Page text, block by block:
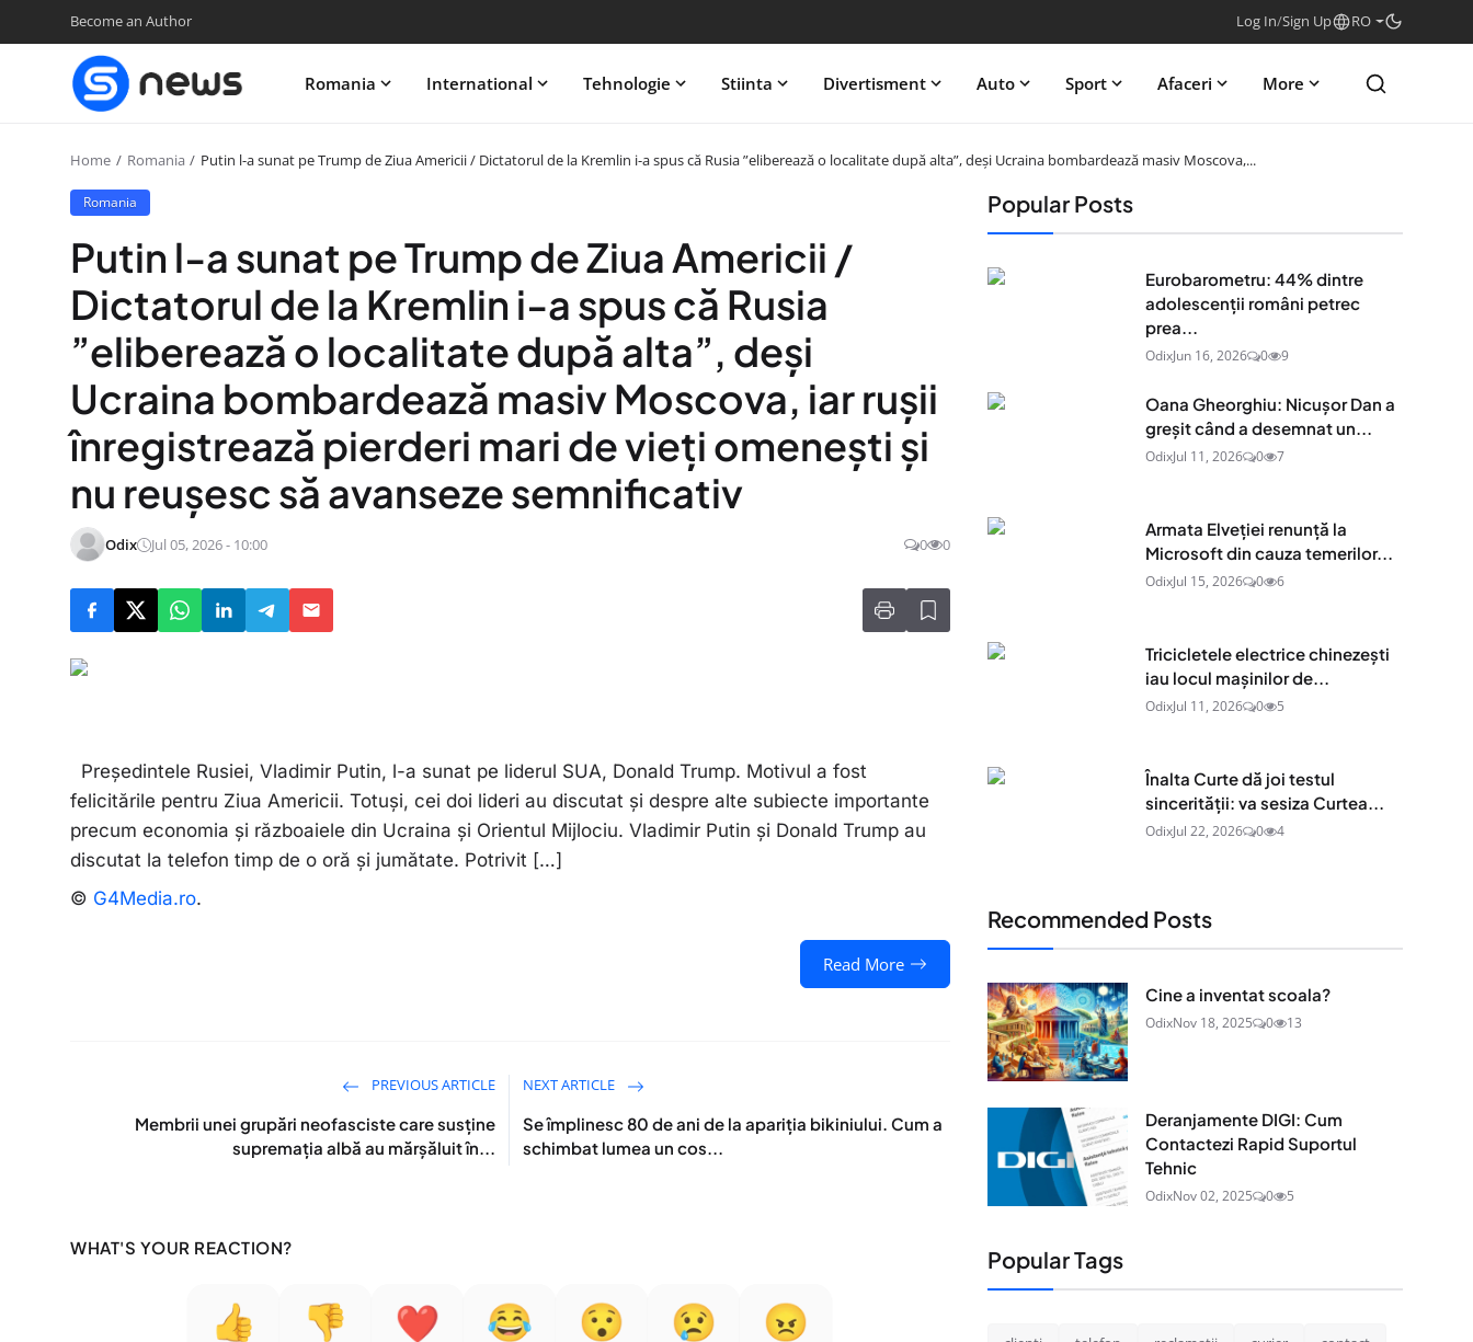
Become an Author Log In/Sign Up RO
Romania International Tehnologie Stiinta Divertisment Auto Sport Afaceri More
Home Romania Putin l-a sunat pe Trump de Ziua Americii / Dictatorul de la Kremlin i-a spus că Rusia ”eliberează o localitate după alta”, deși Ucraina bombardează masiv Moscova,...
Romania
Putin l-a sunat pe Trump de Ziua Americii /
Dictatorul de la Kremlin i-a spus că Rusia
”eliberează o localitate după alta”, deși
Ucraina bombardează masiv Moscova, iar rușii
înregistrează pierderi mari de vieți omenești și
nu reușesc să avanseze semnificativ
Odix Jul 05, 2026 - 10:00 0 0
Președintele Rusiei, Vladimir Putin, l-a sunat pe liderul SUA, Donald Trump. Motivul a fost
felicitările pentru Ziua Americii. Totuși, cei doi lideri au discutat și despre alte subiecte importante
precum economia și războaiele din Ucraina și Orientul Mijlociu. Vladimir Putin și Donald Trump au
discutat la telefon timp de o oră și jumătate. Potrivit […]
© G4Media.ro.
Read More
PREVIOUS ARTICLE
Membrii unei grupări neofasciste care susține
supremația albă au mărșăluit în...
NEXT ARTICLE
Se împlinesc 80 de ani de la apariția bikiniului. Cum a
schimbat lumea un cos...
WHAT'S YOUR REACTION?
Popular Posts
Eurobarometru: 44% dintre
adolescenţii români petrec
prea...
OdixJun 16, 2026 0 9
Oana Gheorghiu: Nicușor Dan a
greșit când a desemnat un...
OdixJul 11, 2026 0 7
Armata Elveției renunță la
Microsoft din cauza temerilor...
OdixJul 15, 2026 0 6
Tricicletele electrice chinezești
iau locul mașinilor de...
OdixJul 11, 2026 0 5
Înalta Curte dă joi testul
sincerității: va sesiza Curtea...
OdixJul 22, 2026 0 4
Recommended Posts
Cine a inventat scoala?
OdixNov 18, 2025 0 13
Deranjamente DIGI: Cum
Contactezi Rapid Suportul
Tehnic
OdixNov 02, 2025 0 5
Popular Tags